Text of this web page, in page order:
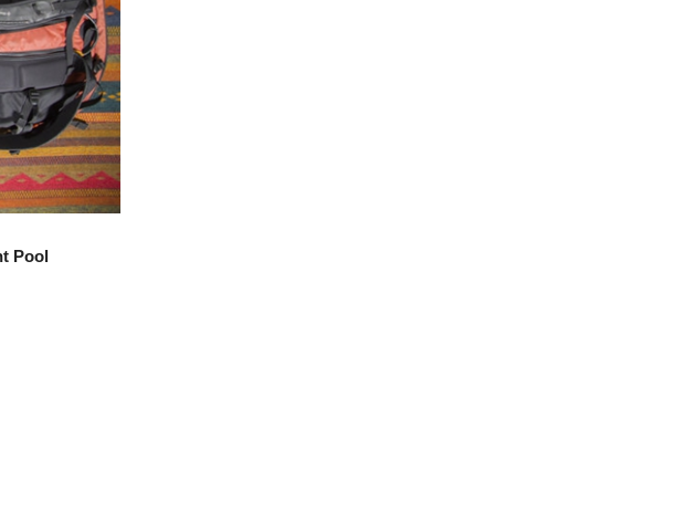
Pool